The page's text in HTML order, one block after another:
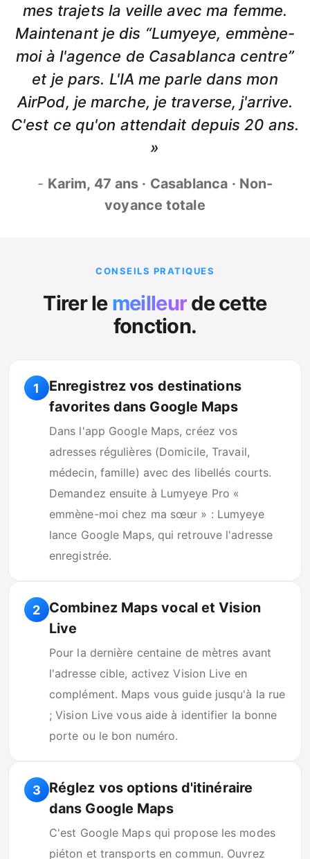
mes trajets la veille avec ma femme.
Maintenant je dis “Lumyeye, emmène-
moi à l'agence de Casablanca centre”
et je pars. L'IA me parle dans mon
AirPod, je marche, je traverse, j'arrive.
C'est ce qu'on attendait depuis 20 ans.
»
- Karim, 47 ans · Casablanca · Non-
voyance totale
CONSEILS PRATIQUES
Tirer le meilleur de cette
fonction.
1
Enregistrez vos destinations
favorites dans Google Maps
Dans l'app Google Maps, créez vos
adresses régulières (Domicile, Travail,
médecin, famille) avec des libellés courts.
Demandez ensuite à Lumyeye Pro «
emmène-moi chez ma sœur » : Lumyeye
lance Google Maps, qui retrouve l'adresse
enregistrée.
2
Combinez Maps vocal et Vision
Live
Pour la dernière centaine de mètres avant
l'adresse cible, activez Vision Live en
complément. Maps vous guide jusqu'à la rue
; Vision Live vous aide à identifier la bonne
porte ou le bon numéro.
3
Réglez vos options d'itinéraire
dans Google Maps
C'est Google Maps qui propose les modes
piéton et transports en commun. Ouvrez